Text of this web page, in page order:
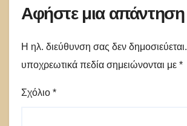
Αφήστε μια απάντηση
Η ηλ. διεύθυνση σας δεν δημοσιεύεται.
υποχρεωτικά πεδία σημειώνονται με *
Σχόλιο *